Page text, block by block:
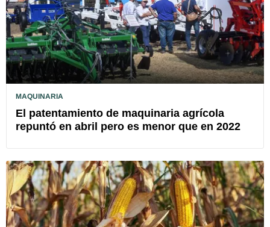
MAQUINARIA
El patentamiento de maquinaria agrícola
repuntó en abril pero es menor que en 2022